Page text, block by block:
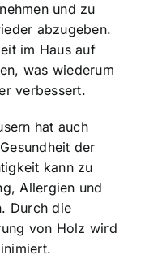
und zu
abzugeben.
im Haus auf
was wiederum
verbessert.
hat auch
der
kann zu
Allergien und
Durch die
von Holz wird